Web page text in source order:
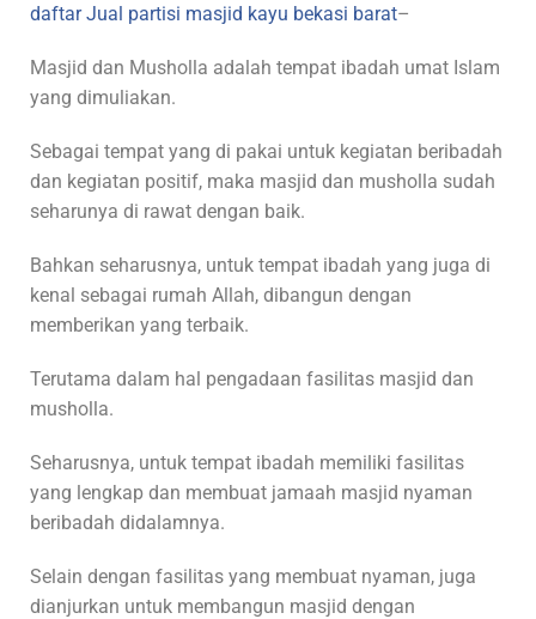
daftar Jual partisi masjid kayu bekasi barat–
Masjid dan Musholla adalah tempat ibadah umat Islam
yang dimuliakan.
Sebagai tempat yang di pakai untuk kegiatan beribadah
dan kegiatan positif, maka masjid dan musholla sudah
seharunya di rawat dengan baik.
Bahkan seharusnya, untuk tempat ibadah yang juga di
kenal sebagai rumah Allah, dibangun dengan
memberikan yang terbaik.
Terutama dalam hal pengadaan fasilitas masjid dan
musholla.
Seharusnya, untuk tempat ibadah memiliki fasilitas
yang lengkap dan membuat jamaah masjid nyaman
beribadah didalamnya.
Selain dengan fasilitas yang membuat nyaman, juga
dianjurkan untuk membangun masjid dengan